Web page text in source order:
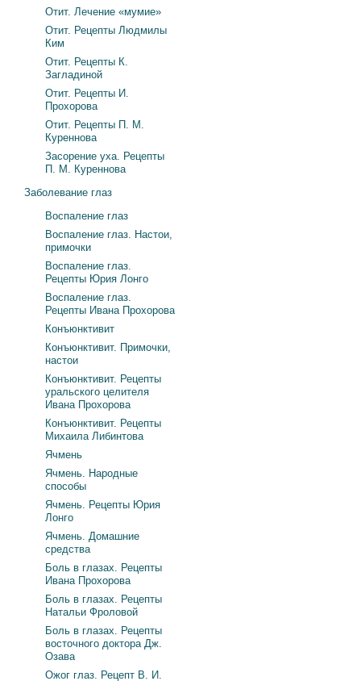
Отит. Лечение «мумие»
Отит. Рецепты Людмилы
Ким
Отит. Рецепты К.
Загладиной
Отит. Рецепты И.
Прохорова
Отит. Рецепты П. М.
Куреннова
Засорение уха. Рецепты
П. М. Куреннова
Заболевание глаз
Воспаление глаз
Воспаление глаз. Настои,
примочки
Воспаление глаз.
Рецепты Юрия Лонго
Воспаление глаз.
Рецепты Ивана Прохорова
Конъюнктивит
Конъюнктивит. Примочки,
настои
Конъюнктивит. Рецепты
уральского целителя
Ивана Прохорова
Конъюнктивит. Рецепты
Михаила Либинтова
Ячмень
Ячмень. Народные
способы
Ячмень. Рецепты Юрия
Лонго
Ячмень. Домашние
средства
Боль в глазах. Рецепты
Ивана Прохорова
Боль в глазах. Рецепты
Натальи Фроловой
Боль в глазах. Рецепты
восточного доктора Дж.
Озава
Ожог глаз. Рецепт В. И.